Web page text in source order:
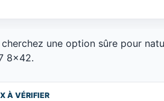
une option sûre pour
8x42.
À VÉRIFIER